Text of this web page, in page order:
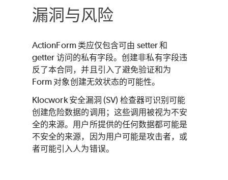
漏洞与风险
ActionForm 类应仅包含可由 setter 和
getter 访问的私有字段。创建非私有字段违
反了本合同，并且引入了避免验证和为
Form 对象创建无效状态的可能性。
Klocwork安全漏洞 (SV) 检查器可识别可能
创建危险数据的调用；这些调用被视为不安
全的来源。用户所提供的任何数据都可能是
不安全的来源，因为用户可能是攻击者，或
者可能引入人为错误。